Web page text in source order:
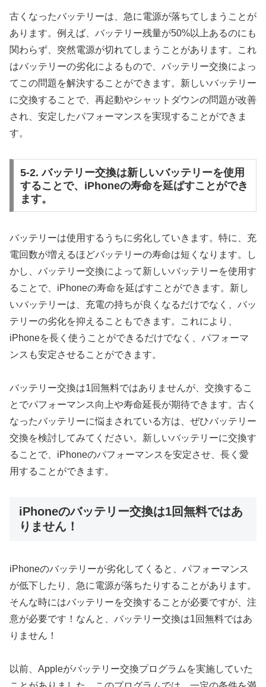
古くなったバッテリーは、急に電源が落ちてしまうことが
あります。例えば、バッテリー残量が50%以上あるのにも
関わらず、突然電源が切れてしまうことがあります。これ
はバッテリーの劣化によるもので、バッテリー交換によっ
てこの問題を解決することができます。新しいバッテリー
に交換することで、再起動やシャットダウンの問題が改善
され、安定したパフォーマンスを実現することができま
す。
5-2. バッテリー交換は新しいバッテリーを使用
することで、iPhoneの寿命を延ばすことができ
ます。
バッテリーは使用するうちに劣化していきます。特に、充
電回数が増えるほどバッテリーの寿命は短くなります。し
かし、バッテリー交換によって新しいバッテリーを使用す
ることで、iPhoneの寿命を延ばすことができます。新し
いバッテリーは、充電の持ちが良くなるだけでなく、バッ
テリーの劣化を抑えることもできます。これにより、
iPhoneを長く使うことができるだけでなく、パフォーマ
ンスも安定させることができます。
バッテリー交換は1回無料ではありませんが、交換するこ
とでパフォーマンス向上や寿命延長が期待できます。古く
なったバッテリーに悩まされている方は、ぜひバッテリー
交換を検討してみてください。新しいバッテリーに交換す
ることで、iPhoneのパフォーマンスを安定させ、長く愛
用することができます。
iPhoneのバッテリー交換は1回無料ではあ
りません！
iPhoneのバッテリーが劣化してくると、パフォーマンス
が低下したり、急に電源が落ちたりすることがあります。
そんな時にはバッテリーを交換することが必要ですが、注
意が必要です！なんと、バッテリー交換は1回無料ではあ
りません！
以前、Appleがバッテリー交換プログラムを実施していた